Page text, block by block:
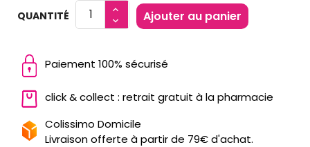
QUANTITÉ Ajouter au panier
Paiement 100% sécurisé
click & collect : retrait gratuit à la pharmacie
Colissimo Domicile
Livraison offerte à partir de 79€ d'achat.